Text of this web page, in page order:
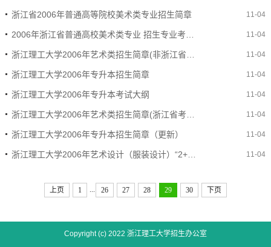
浙江省2006年普通高等院校美术类专业招生简章 11-04
11-04
11-04
浙江理工大学2006年专升本招生简章 11-04
浙江理工大学2006年专升本考试大纲 11-04
11-04
浙江理工大学2006年专升本招生简章（更新） 11-04
浙江理工大学2006年艺术设计（服装设计）“2+2”专业考试大纲 11-04
上页 1 ... 26 27 28 29 30 下页
Copyright (c) 2022 浙江理工大学招生办公室